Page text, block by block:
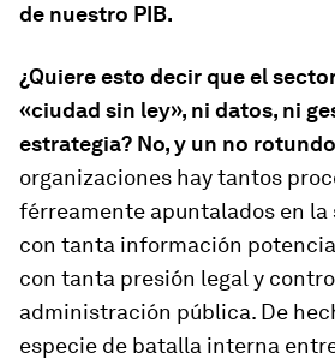
de nuestro PIB.
¿Quiere esto decir que el
«ciudad sin ley», ni datos, ni
estrategia? No, y un no
organizaciones hay tantos
férreamente apuntalados en
con tanta información
con tanta presión legal y
administración pública. De
especie de batalla interna